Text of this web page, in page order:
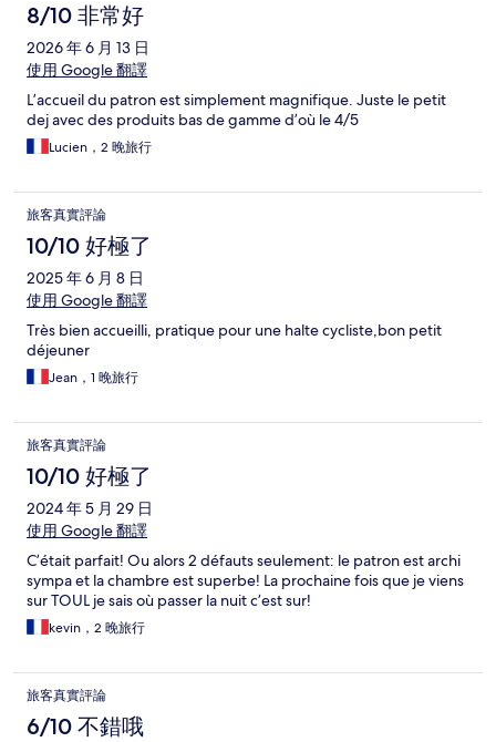
論
8/10 非常好
2026 年 6 月 13 日
使用 Google 翻譯
L’accueil du patron est simplement magnifique. Juste le petit
dej avec des produits bas de gamme d’où le 4/5
Lucien，2 晚旅行
旅客真實評論
10/10 好極了
2025 年 6 月 8 日
使用 Google 翻譯
Très bien accueilli, pratique pour une halte cycliste,bon petit
déjeuner
Jean，1 晚旅行
旅客真實評論
10/10 好極了
2024 年 5 月 29 日
使用 Google 翻譯
C’était parfait! Ou alors 2 défauts seulement: le patron est archi
sympa et la chambre est superbe! La prochaine fois que je viens
sur TOUL je sais où passer la nuit c’est sur!
kevin，2 晚旅行
旅客真實評論
6/10 不錯哦